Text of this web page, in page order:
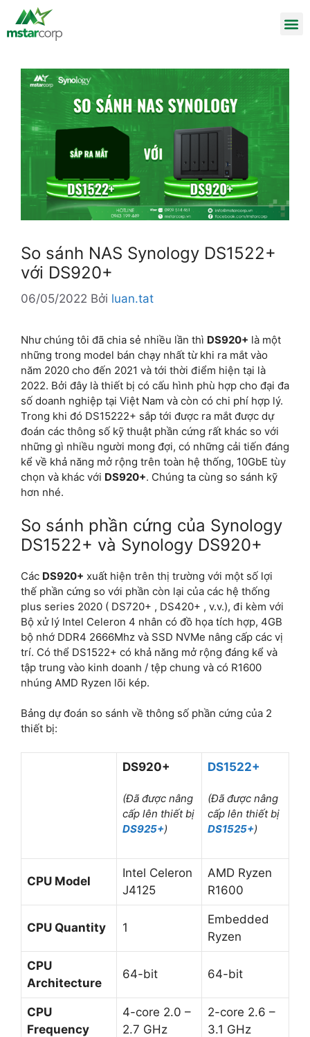
So sánh NAS Synology DS1522+
với DS920+
06/05/2022 Bởi luan.tat
Như chúng tôi đã chia sẻ nhiều lần thì DS920+ là một
những trong model bán chạy nhất từ khi ra mắt vào
năm 2020 cho đến 2021 và tới thời điểm hiện tại là
2022. Bởi đây là thiết bị có cấu hình phù hợp cho đại đa
số doanh nghiệp tại Việt Nam và còn có chi phí hợp lý.
Trong khi đó DS15222+ sắp tới được ra mắt được dự
đoán các thông số kỹ thuật phần cứng rất khác so với
những gì nhiều người mong đợi, có những cải tiến đáng
kể về khả năng mở rộng trên toàn hệ thống, 10GbE tùy
chọn và khác với DS920+. Chúng ta cùng so sánh kỹ
hơn nhé.
So sánh phần cứng của Synology
DS1522+ và Synology DS920+
Các DS920+ xuất hiện trên thị trường với một số lợi
thế phần cứng so với phần còn lại của các hệ thống
plus series 2020 ( DS720+ , DS420+ , v.v.), đi kèm với
Bộ xử lý Intel Celeron 4 nhân có đồ họa tích hợp, 4GB
bộ nhớ DDR4 2666Mhz và SSD NVMe nâng cấp các vị
trí. Có thể DS1522+ có khả năng mở rộng đáng kể và
tập trung vào kinh doanh / tệp chung và có R1600
nhúng AMD Ryzen lõi kép.
Bảng dự đoán so sánh về thông số phần cứng của 2
thiết bị:
DS920+
(Đã được nâng
cấp lên thiết bị
DS925+)
DS1522+
(Đã được nâng
cấp lên thiết bị
DS1525+)
CPU Model
Intel Celeron
J4125
AMD Ryzen
R1600
CPU Quantity 1
Embedded
Ryzen
CPU
Architecture
64-bit 64-bit
CPU
Frequency
4-core 2.0 –
2.7 GHz
2-core 2.6 –
3.1 GHz